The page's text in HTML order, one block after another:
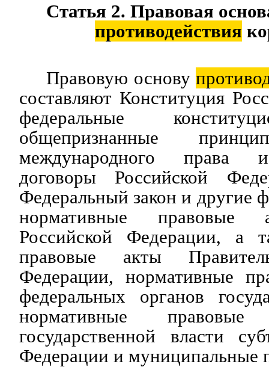
Статья 2. Правовая
противодействия
Правовую основу
составляют Конституция
федеральные
общепризнанные
международного права
договоры Российской
Федеральный закон и другие
нормативные правовые
Российской Федерации, а
правовые акты
Федерации, нормативные
федеральных органов
нормативные
государственной власти
Федерации и муниципальные